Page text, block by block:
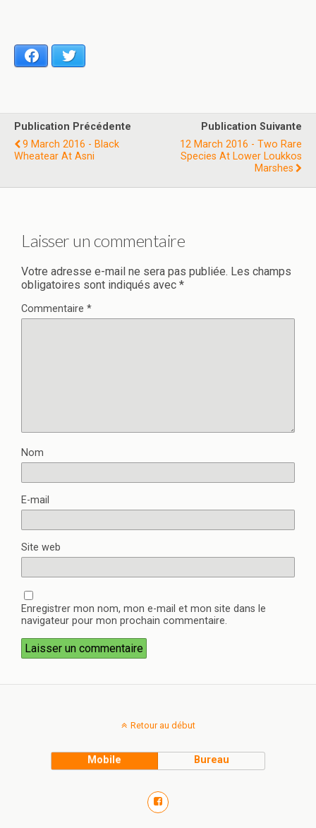
Facebook
Publication Précédente
9 March 2016 - Black
Wheatear At Asni
Publication Suivante
12 March 2016 - Two Rare
Species At Lower Loukkos
Marshes
Laisser un commentaire
Votre adresse e-mail ne sera pas publiée. Les champs
obligatoires sont indiqués avec *
Commentaire *
Nom
E-mail
Site web
Enregistrer mon nom, mon e-mail et mon site dans le
navigateur pour mon prochain commentaire.
Retour au début
Mobile Bureau